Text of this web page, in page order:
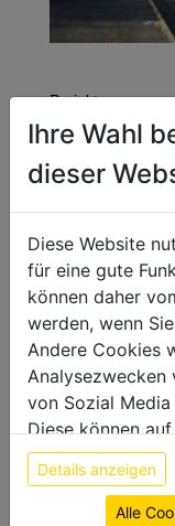
Projekt:
A 4
Unternehmen:
Kompetenzfeld:
ASFINAG, A 4
Raststation
Erweiterung
Ihre Wahl
dieser
Diese Website
für eine gute
können daher
werden, wenn
Andere Cookies
Analysezwecken
von Sozial
Diese können
sie unsere
Einwilligung zu
Weitere
Details anzeigen
Alle